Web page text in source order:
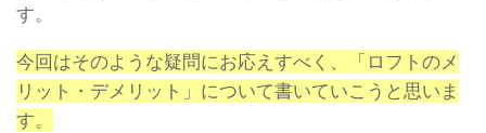
す。
今回はそのような疑問にお応えすべく、「ロフトのメ
リット・デメリット」について書いていこうと思いま
す。